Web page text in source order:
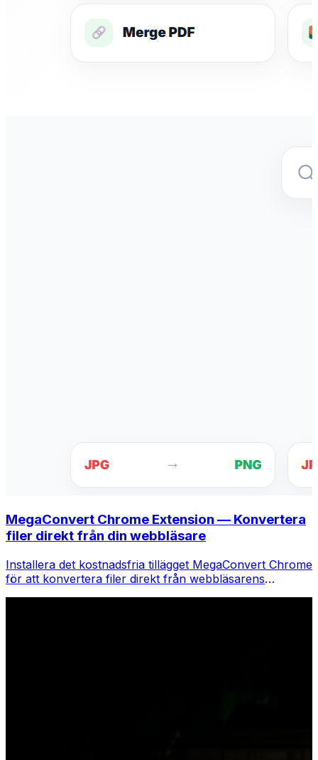
MegaConvert Chrome Extension — Konvertera
filer direkt från din webbläsare
Installera det kostnadsfria tillägget MegaConvert Chrome
för att konvertera filer direkt från webbläsarens